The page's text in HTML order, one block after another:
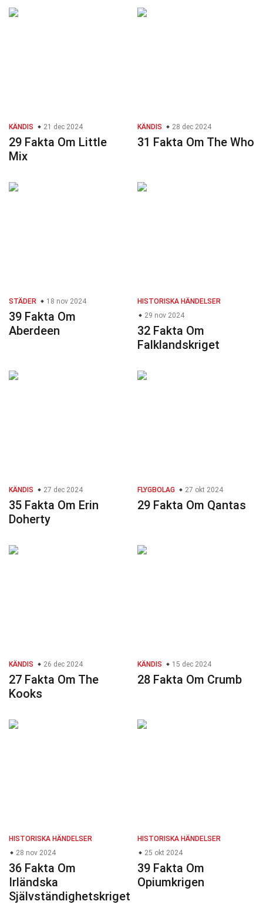
KÄNDIS 21 dec 2024
29 Fakta Om Little
Mix
KÄNDIS 28 dec 2024
31 Fakta Om The Who
STÄDER 18 nov 2024
39 Fakta Om
Aberdeen
HISTORISKA HÄNDELSER
29 nov 2024
32 Fakta Om
Falklandskriget
KÄNDIS 27 dec 2024
35 Fakta Om Erin
Doherty
FLYGBOLAG 27 okt 2024
29 Fakta Om Qantas
KÄNDIS 26 dec 2024
27 Fakta Om The
Kooks
KÄNDIS 15 dec 2024
28 Fakta Om Crumb
HISTORISKA HÄNDELSER
28 nov 2024
36 Fakta Om
Irländska
Självständighetskriget
HISTORISKA HÄNDELSER
25 okt 2024
39 Fakta Om
Opiumkrigen